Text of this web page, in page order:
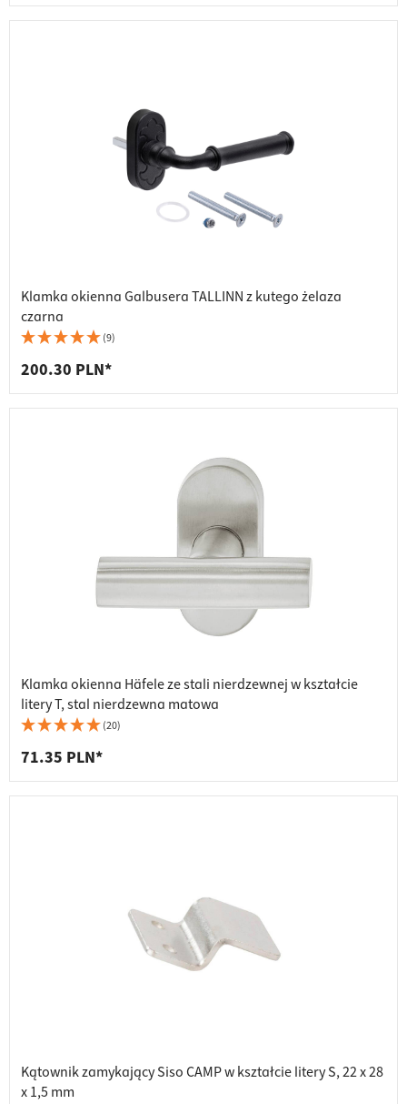
Klamka okienna Galbusera TALLINN z kutego żelaza
czarna
(9)
200.30 PLN*
Klamka okienna Häfele ze stali nierdzewnej w kształcie
litery T, stal nierdzewna matowa
(20)
71.35 PLN*
Kątownik zamykający Siso CAMP w kształcie litery S, 22 x 28
x 1,5 mm